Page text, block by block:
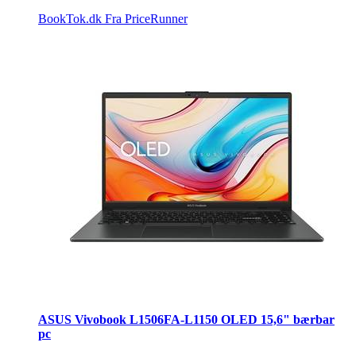
BookTok.dk Fra PriceRunner
ASUS Vivobook L1506FA-L1150 OLED 15,6" bærbar
pc